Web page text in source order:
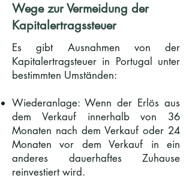
Wege zur Vermeidung der
Kapitalertragssteuer
Es gibt Ausnahmen von der
Kapitalertragsteuer in Portugal unter
bestimmten Umständen:
Wiederanlage: Wenn der Erlös aus
dem Verkauf innerhalb von 36
Monaten nach dem Verkauf oder 24
Monaten vor dem Verkauf in ein
anderes dauerhaftes Zuhause
reinvestiert wird.